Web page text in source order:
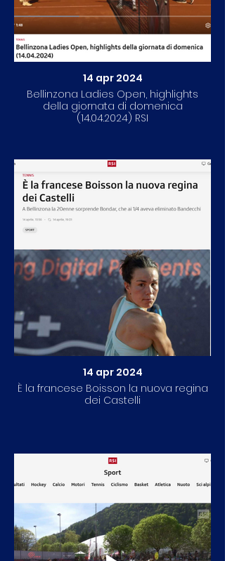
14 apr 2024
Bellinzona Ladies Open, highlights
della giornata di domenica
(14.04.2024) RSI
14 apr 2024
È la francese Boisson la nuova regina
dei Castelli